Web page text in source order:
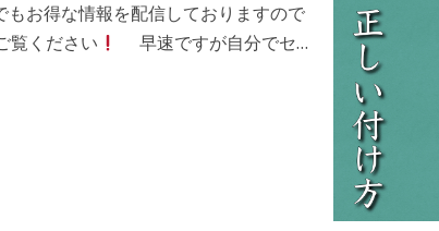
もお得な情報を配信しておりますので
覧ください
早速ですが自分でセッ